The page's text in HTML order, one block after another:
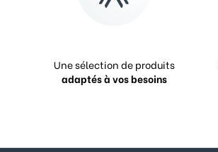
Une sélection de produits
adaptés à vos besoins